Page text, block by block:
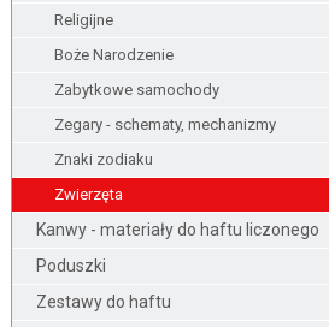
Religijne
Boże Narodzenie
Zabytkowe samochody
Zegary - schematy, mechanizmy
Znaki zodiaku
Zwierzęta
Kanwy - materiały do haftu liczonego
Poduszki
Zestawy do haftu